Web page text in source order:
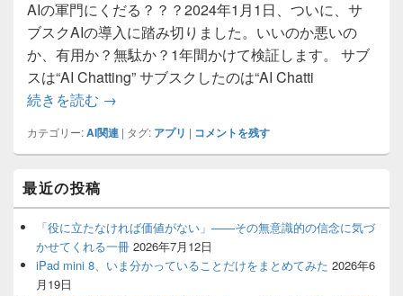
AIの軍門にくだる？？？2024年1月1日、ついに、サ
ブスクAIの導入に踏み切りました。いいのか悪いの
か、有用か？無駄か？1年間かけて検証します。 サブ
スは“AI Chatting” サブスクしたのは“AI Chatti
続きを読む 対人緊張に“AI chatting”はいかが？
→
カテゴリー:AI関連 | タグ: アプリ | コメントを残す
イ
ン
サ
バ
最近の投稿
「役に立たなければ価値がない」——その無意識的の信念に気づ
かせてくれる一冊 2026年7月12日
iPad mini 8、いま分かっていることだけをまとめてみた 2026年6
月19日